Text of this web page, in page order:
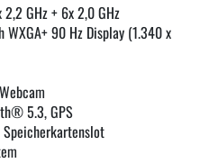
GHz + 6x 2,0 GHz
90 Hz Display (1.340 x
5.3, GPS